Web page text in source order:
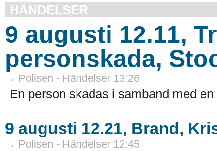
HÄNDELSER
9 augusti 12.11,
personskada,
→ Polisen - Händelser 13:26
En person skadas i samband med
9 augusti 12.21, Brand,
→ Polisen - Händelser 12:45